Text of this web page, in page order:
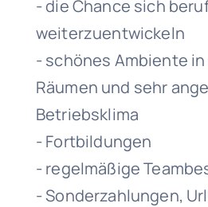
- die Chance sich
weiterzuentwickeln
- schönes Ambiente
Räumen und sehr
Betriebsklima
- Fortbildungen
- regelmäßige
- Sonderzahlungen,